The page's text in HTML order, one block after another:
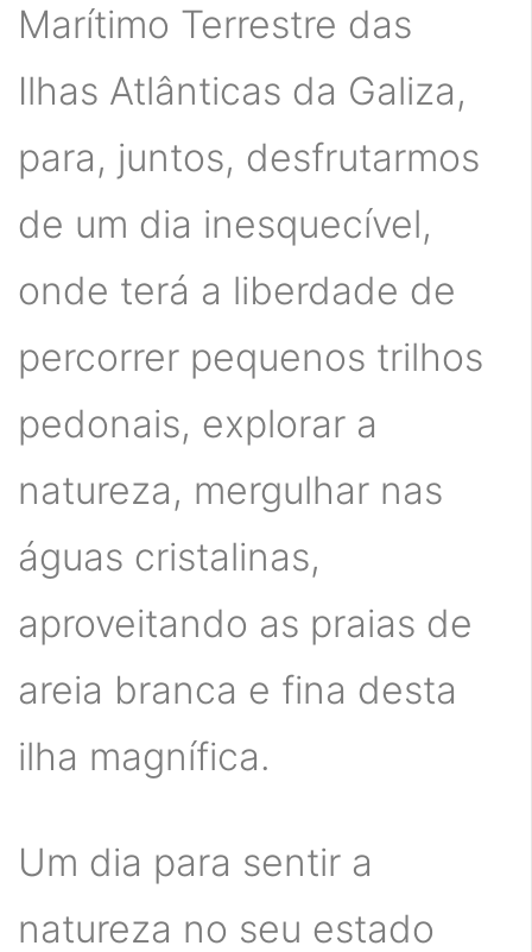
Marítimo Terrestre das
Ilhas Atlânticas da Galiza,
para, juntos, desfrutarmos
de um dia inesquecível,
onde terá a liberdade de
percorrer pequenos trilhos
pedonais, explorar a
natureza, mergulhar nas
águas cristalinas,
aproveitando as praias de
areia branca e fina desta
ilha magnífica.
Um dia para sentir a
natureza no seu estado